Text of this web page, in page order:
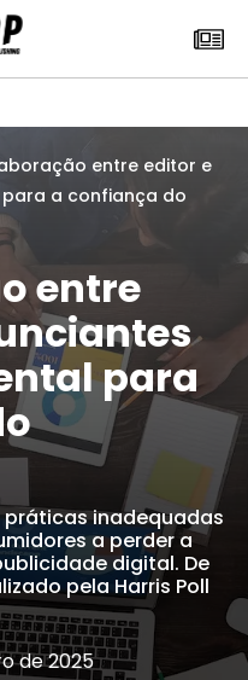
entre editor e
a confiança do
entre
para
inadequadas
a perder a
digital. De
pela Harris Poll
de 2025